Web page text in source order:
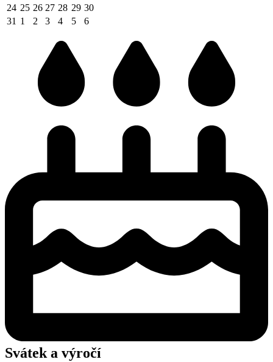
24 25 26 27 28 29 30
31 1 2 3 4 5 6
Svátek a výročí